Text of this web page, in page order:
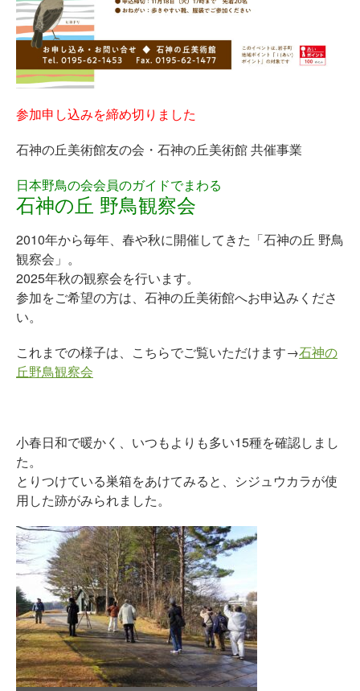
参加申し込みを締め切りました
石神の丘美術館友の会・石神の丘美術館 共催事業
日本野鳥の会会員のガイドでまわる
石神の丘 野鳥観察会
2010年から毎年、春や秋に開催してきた「石神の丘 野鳥
観察会」。
2025年秋の観察会を行います。
参加をご希望の方は、石神の丘美術館へお申込みくださ
い。
これまでの様子は、こちらでご覧いただけます→石神の
丘野鳥観察会
小春日和で暖かく、いつもよりも多い15種を確認しまし
た。
とりつけている巣箱をあけてみると、シジュウカラが使
用した跡がみられました。